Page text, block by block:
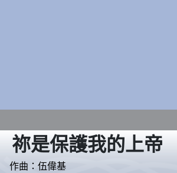
祢是保護我的上帝
作曲： 伍偉基